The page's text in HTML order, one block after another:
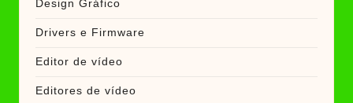
Design Gráfico
Drivers e Firmware
Editor de vídeo
Editores de vídeo